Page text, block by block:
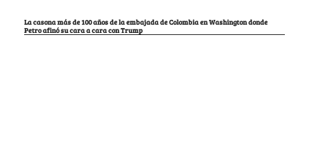
La casona más de 100 años de la embajada de Colombia en Washington donde
Petro afinó su cara a cara con Trump